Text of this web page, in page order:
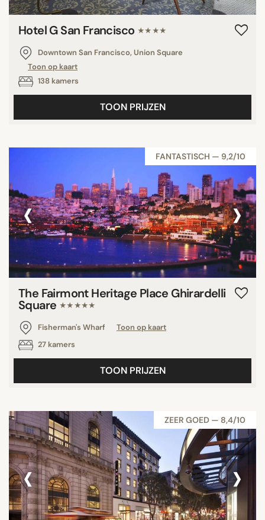
Hotel G San Francisco ★★★★
Downtown San Francisco, Union Square
Toon op kaart
138 kamers
TOON PRIJZEN
FANTASTISCH — 9,2/10
‹ ›
The Fairmont Heritage Place Ghirardelli
Square ★★★★★
Fisherman's Wharf
Toon op kaart
27 kamers
TOON PRIJZEN
ZEER GOED — 8,4/10
‹ ›